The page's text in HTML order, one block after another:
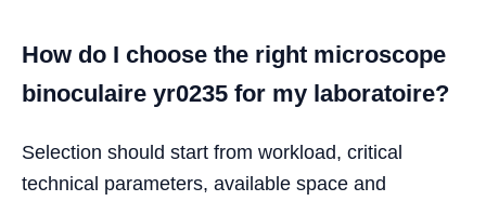
How do I choose the right microscope
binoculaire yr0235 for my laboratoire?
Selection should start from workload, critical
technical parameters, available space and